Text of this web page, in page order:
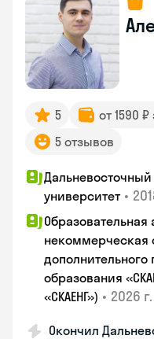
5 от 1590
5 отзывов
университет •
Образовательная
некоммерческая
образования
«СКАЕНГ») • 2026 г.
Окончил